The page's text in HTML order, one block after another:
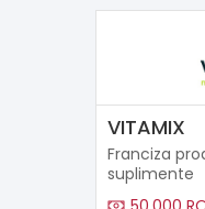
VITAMIX
Franciza
suplimente